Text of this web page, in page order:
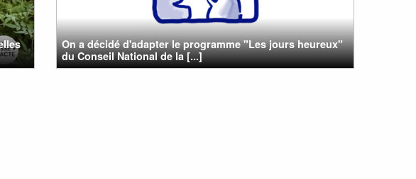
On a décidé d'adapter le programme "Les jours heureux"
du Conseil National de la [...]